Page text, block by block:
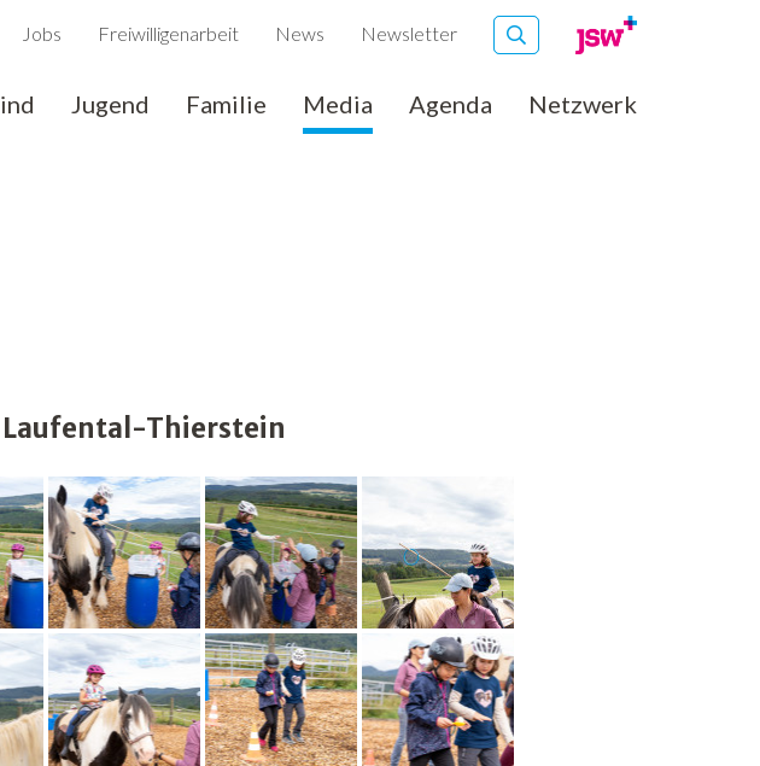
Jobs Freiwilligenarbeit News Newsletter
Jugend Familie Media Agenda Netzwerk
Laufental-Thierstein